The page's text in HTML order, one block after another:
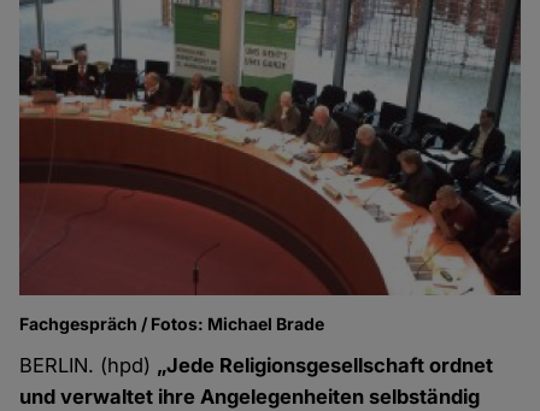
Fachgespräch / Fotos: Michael Brade
BERLIN. (hpd) „Jede Religionsgesellschaft ordnet
und verwaltet ihre Angelegenheiten selbständig